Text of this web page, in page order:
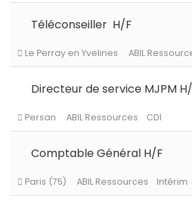
Persan ABIL Ressources CDI
Téléconseiller H/F
Directeur de service MJPM
Comptable Général H/F